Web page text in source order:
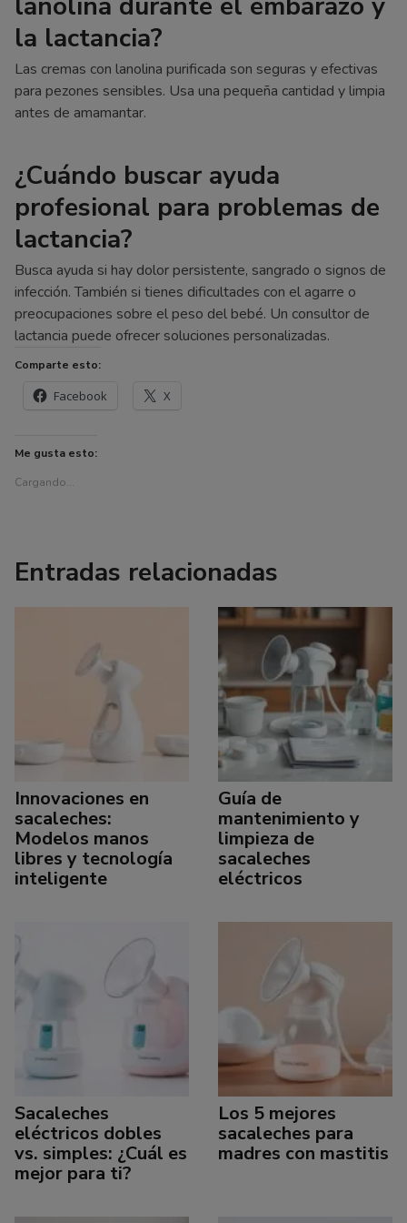
la lactancia?
Las cremas con lanolina purificada son seguras y efectivas
para pezones sensibles. Usa una pequeña cantidad y limpia
antes de amamantar.
¿Cuándo buscar ayuda
profesional para problemas de
lactancia?
Busca ayuda si hay dolor persistente, sangrado o signos de
infección. También si tienes dificultades con el agarre o
preocupaciones sobre el peso del bebé. Un consultor de
lactancia puede ofrecer soluciones personalizadas.
Comparte esto:
Facebook X
Me gusta esto:
Cargando...
Entradas relacionadas
Innovaciones en
sacaleches:
Modelos manos
libres y tecnología
inteligente
Guía de
mantenimiento y
limpieza de
sacaleches
eléctricos
Sacaleches
eléctricos dobles
vs. simples: ¿Cuál es
mejor para ti?
Los 5 mejores
sacaleches para
madres con mastitis